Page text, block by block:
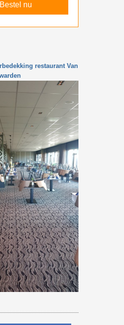
Bestel nu
restaurant Van